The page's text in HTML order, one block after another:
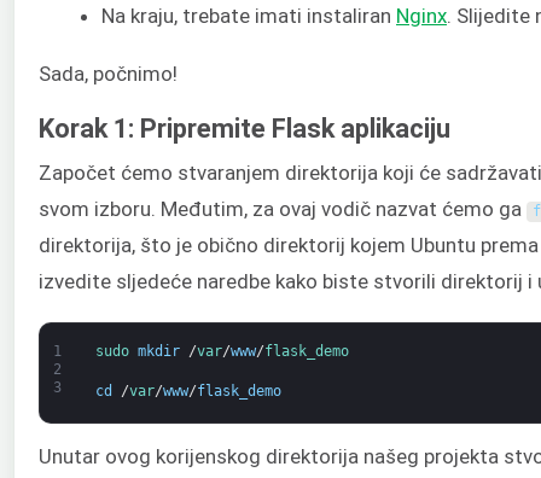
Na kraju, trebate imati instaliran Nginx .
Sada, počnimo!
Korak 1: Pripremite Flask aplikaciju
Započet ćemo stvaranjem direktorija koji će
svom izboru. Međutim, za ovaj vodič nazvat ćemo ga
direktorija, što je obično direktorij kojem Ubuntu
izvedite sljedeće naredbe kako biste stvorili direktorij i
1
2
3
sudo mkdir /var/www/flask_demo
cd /var/www/flask_demo
Unutar ovog korijenskog direktorija našeg projekta